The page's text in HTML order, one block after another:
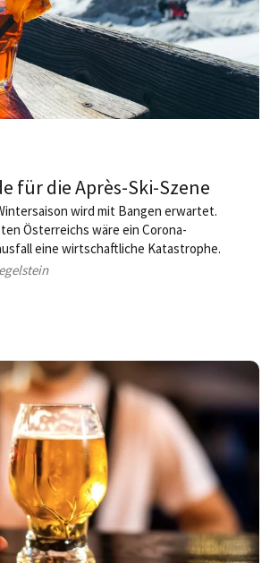
für die Après-Ski-Szene
wird mit Bangen erwartet.
Österreichs wäre ein Corona-
eine wirtschaftliche Kata­strophe.
Politik mit aller Macht, einen sicheren